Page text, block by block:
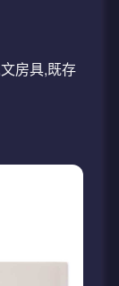
房具,既存